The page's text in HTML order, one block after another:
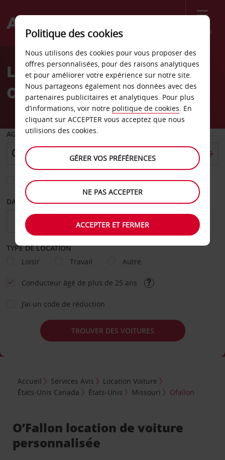
Menu
Welcome
AvisLocation de voiture
Ofallon
AGENCE DE DÉPART
Sélectionnez une autre agence de retour
DATE DE DÉPART DATE DE RETOUR
TYPE DE LOCATION
Loisir
Travail Autre
Conducteur âgé de plus de 25 ans
J’ai un code de réduction
TROUVER DES VOITURES
Accueil Services Avis
Location Voiture
États-Unis Canada
États-Unis Missouri Ofallon
O’Fallon location de voiture
personnalisée
Politique des cookies
Nous utilisons des cookies pour vous proposer des
offres personnalisées, pour des raisons analytiques
et pour améliorer votre expérience sur notre site.
Nous partageons également nos données avec des
partenaires publicitaires et analytiques. Pour plus
d’informations, voir notre politique de cookies. En
cliquant sur ACCEPTER vous acceptez que nous
utilisions des cookies.
GÉRER VOS PRÉFÉRENCES
NE PAS ACCEPTER
ACCEPTER ET FERMER